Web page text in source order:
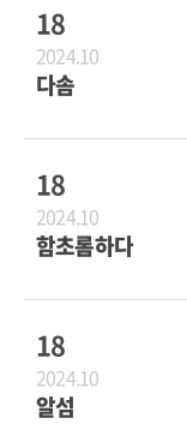
18
2024.10
다솜
18
2024.10
함초롬하다
18
2024.10
알섬